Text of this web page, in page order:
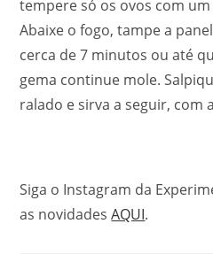
tempere só os ovos com
Abaixe o fogo, tampe a
cerca de 7 minutos ou até
gema continue mole.
ralado e sirva a seguir, com
Siga o Instagram da
as novidadesAQUI.